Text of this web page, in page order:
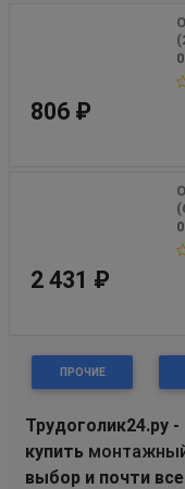
806 ₽
2 431 ₽
ПРОЧИЕ
Трудоголик24.ру
купить
выбор и почти